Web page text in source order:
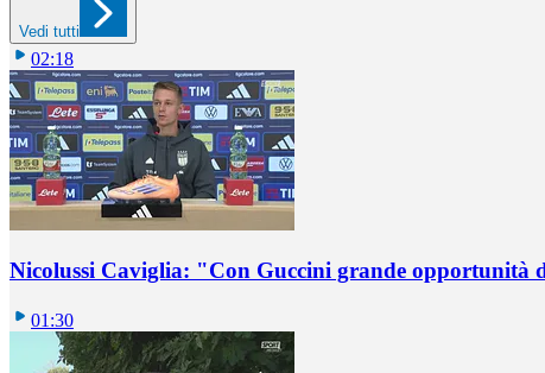
Vedi tutti
02:18
Nicolussi Caviglia: "Con Guccini grande opportunità
01:30